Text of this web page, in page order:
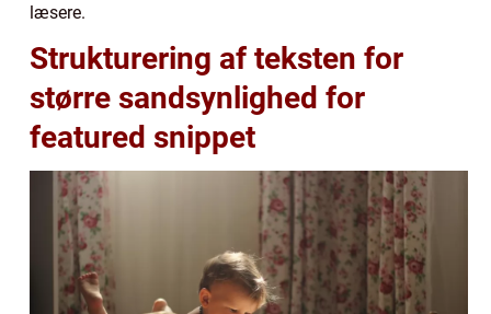
læsere.
Strukturering af teksten for
større sandsynlighed for
featured snippet